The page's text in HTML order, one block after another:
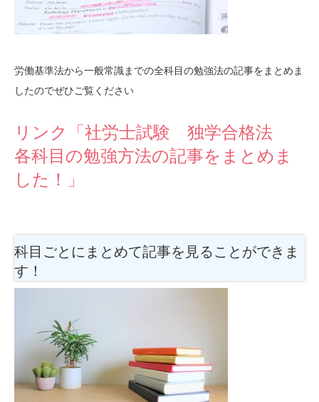
労働基準法から一般常識までの全科目の勉強法の記事をまとめま
したのでぜひご覧ください
リンク「社労士試験 独学合格法
各科目の勉強方法の記事をまとめま
した！」
科目ごとにまとめて記事を見ることができま
す！